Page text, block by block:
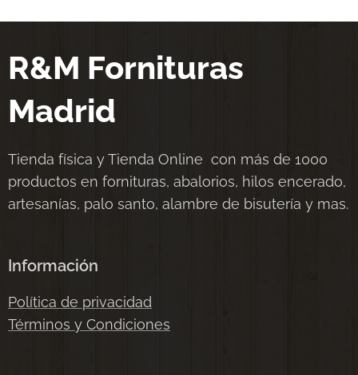
R&M Fornituras
Madrid
Tienda física y Tienda Online con más de 1000
productos en fornituras, abalorios, hilos encerado,
artesanías, palo santo, alambre de bisutería y mas.
Información
Política de privacidad
Términos y Condiciones